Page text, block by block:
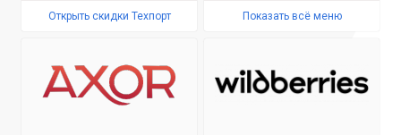
Открыть скидки Техпорт Показать всё меню